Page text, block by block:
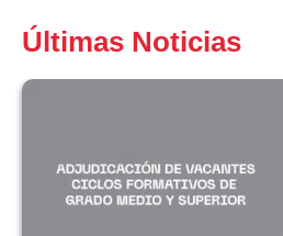
Últimas Noticias